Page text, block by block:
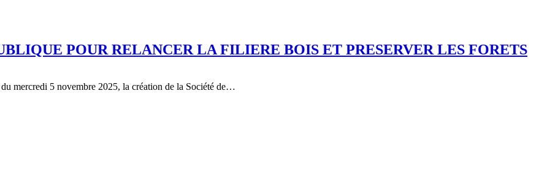
POUR RELANCER LA FILIERE BOIS ET PRESERVER LES FORETS
mercredi 5 novembre 2025, la création de la Société de…